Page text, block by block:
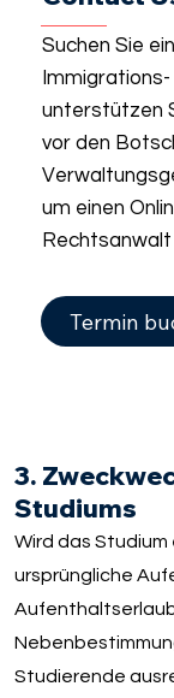
Suchen Sie
unterstützen
vor den
um einen
Termin
3.
Studiums
Wird das
ursprüngliche
Studierende